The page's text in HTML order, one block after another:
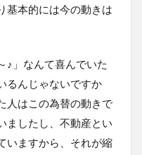
基本的には今の動きは
♪」なんて喜んでいた
るんじゃないですか
人はこの為替の動きで
ましたし、不動産とい
いますから、それが縮